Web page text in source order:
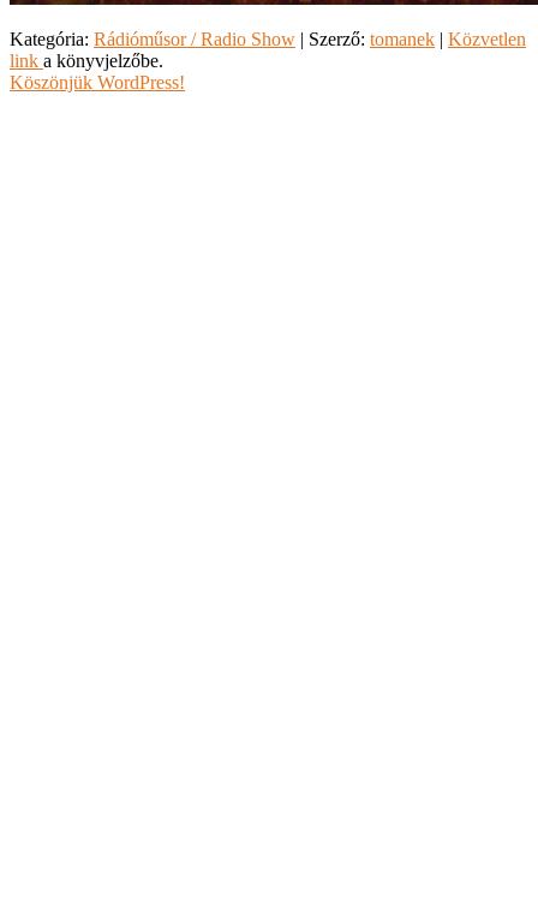
Kategória: Rádióműsor / Radio Show | Szerző: tomanek | Közvetlen
link a könyvjelzőbe.
Köszönjük WordPress!